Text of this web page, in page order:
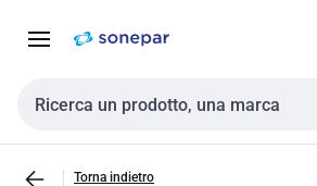
navigazione alla
Cerca input
Torna indietro